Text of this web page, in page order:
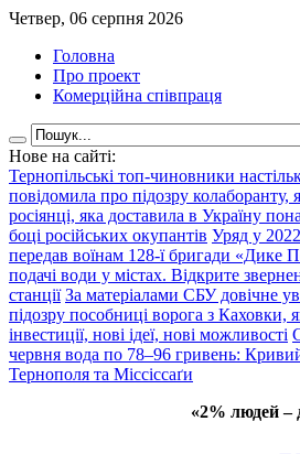
Четвер, 06 серпня 2026
Головна
Про проект
Комерційна співпраця
Нове на сайті:
Тернопільські топ-чиновники
повідомила про підозру
росіянці, яка доставила в Україну
боці російських окупантів Уряд у
передав воїнам 128-ї бригади «Дике
подачі води у містах. Відкрите
станції За матеріалами СБУ довічне
підозру пособниці ворога з Каховки,
інвестиції, нові ідеї, нові можливості
червня вода по 78–96 гривень:
Тернополя та Міссіссаґи
«2% людей –